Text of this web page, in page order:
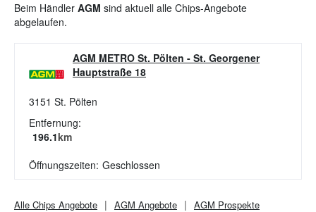
Beim Händler AGM sind aktuell alle Chips-Angebote
abgelaufen.
AGM METRO St. Pölten - St. Georgener
Hauptstraße 18
3151 St. Pölten
Entfernung:
196.1km
Öffnungszeiten: Geschlossen
Alle Chips Angebote AGM Angebote AGM Prospekte